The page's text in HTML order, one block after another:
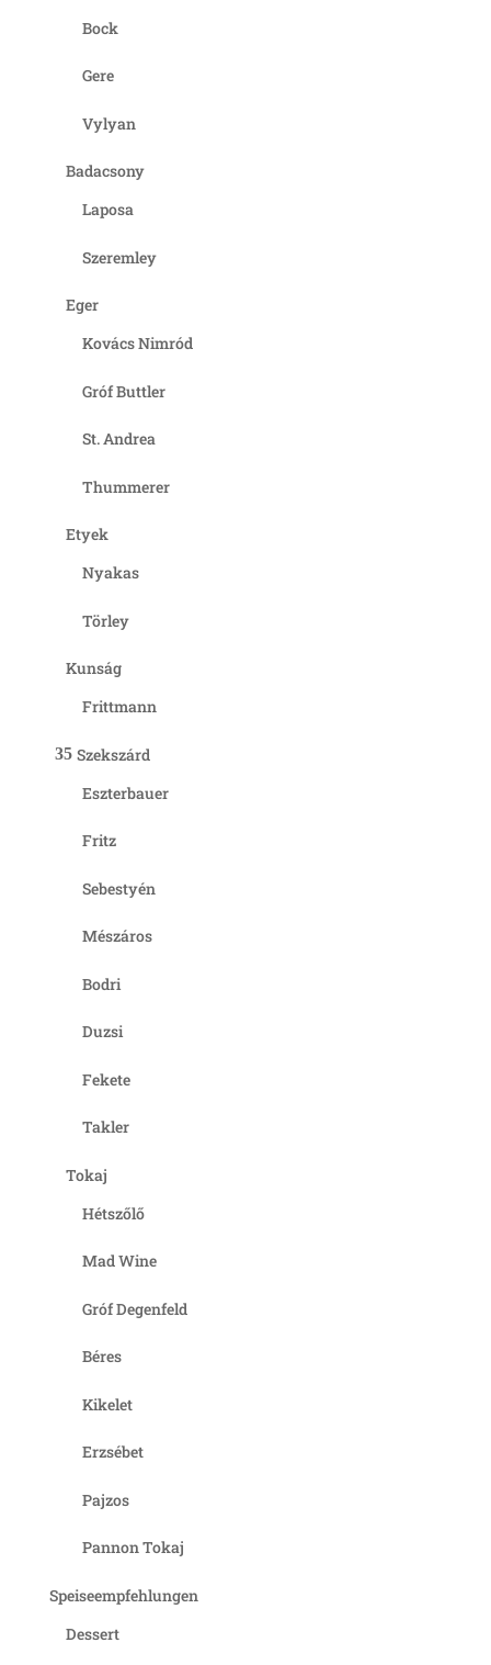
Bock
Gere
Vylyan
Badacsony
Laposa
Szeremley
Eger
Kovács Nimród
Gróf Buttler
St. Andrea
Thummerer
Etyek
Nyakas
Törley
Kunság
Frittmann
Szekszárd
Eszterbauer
Fritz
Sebestyén
Mészáros
Bodri
Duzsi
Fekete
Takler
Tokaj
Hétszőlő
Mad Wine
Gróf Degenfeld
Béres
Kikelet
Erzsébet
Pajzos
Pannon Tokaj
Speiseempfehlungen
Dessert